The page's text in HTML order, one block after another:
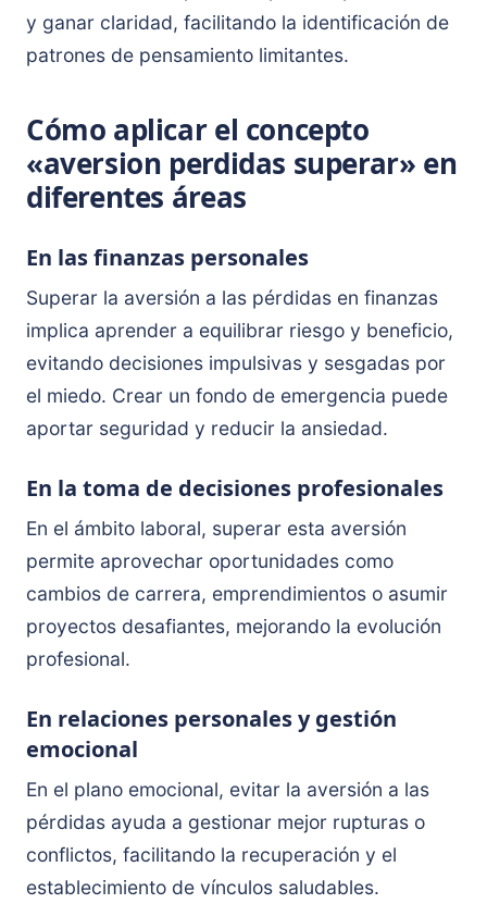
y ganar claridad, facilitando la identificación de
patrones de pensamiento limitantes.
Cómo aplicar el concepto
«aversion perdidas superar» en
diferentes áreas
En las finanzas personales
Superar la aversión a las pérdidas en finanzas
implica aprender a equilibrar riesgo y beneficio,
evitando decisiones impulsivas y sesgadas por
el miedo. Crear un fondo de emergencia puede
aportar seguridad y reducir la ansiedad.
En la toma de decisiones profesionales
En el ámbito laboral, superar esta aversión
permite aprovechar oportunidades como
cambios de carrera, emprendimientos o asumir
proyectos desafiantes, mejorando la evolución
profesional.
En relaciones personales y gestión
emocional
En el plano emocional, evitar la aversión a las
pérdidas ayuda a gestionar mejor rupturas o
conflictos, facilitando la recuperación y el
establecimiento de vínculos saludables.